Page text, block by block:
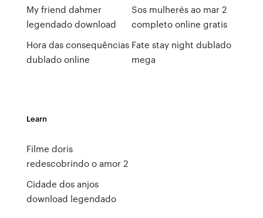
My friend dahmer
legendado download
Hora das consequências
dublado online
Sos mulherés ao mar 2
completo online gratis
Fate stay night dublado
mega
Learn
Filme doris
redescobrindo o amor 2
Cidade dos anjos
download legendado